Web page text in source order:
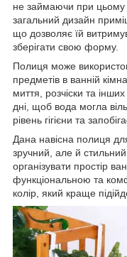
не займаючи при цьому
загальний дизайн
що дозволяє їй
зберігати свою форму.
Полиця може
предметів в ванній
миття, розчіски та
дні, щоб вода могла
рівень гігієни та
Дана навісна полиця
зручний, але й
організувати простір
функціональною та
колір, який краще